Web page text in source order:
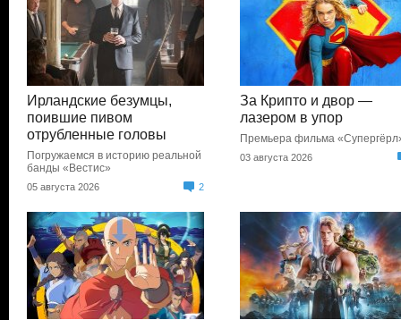
Ирландские безумцы,
поившие пивом
отрубленные головы
Погружаемся в историю реальной
банды «Вестис»
05 августа 2026 2
За Крипто и двор —
лазером в упор
Премьера фильма
03 августа 2026